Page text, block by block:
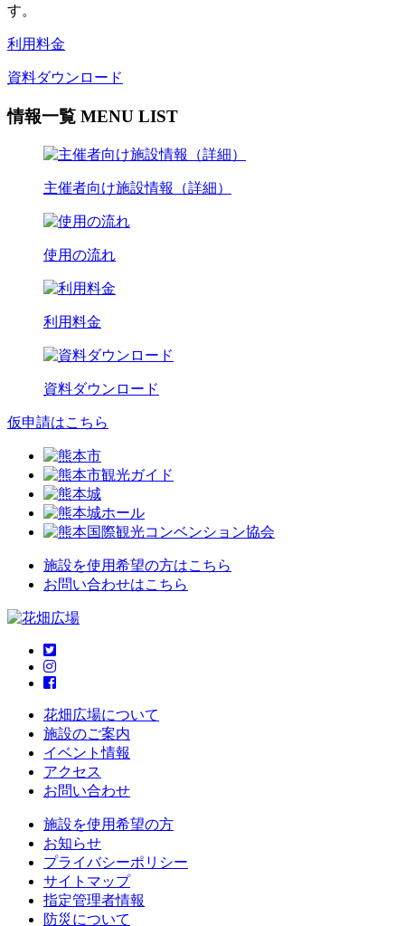
す。
利用料金
資料ダウンロード
情報一覧 MENU LIST
主催者向け施設情報 （詳細）
使用の流れ
利用料金
資料ダウンロード
仮申請はこちら
施設を使用希望の方はこちら
お問い合わせはこちら
花畑広場について
施設のご案内
イベント情報
アクセス
お問い合わせ
施設を使用希望の方
お知らせ
プライバシーポリシー
サイトマップ
指定管理者情報
防災について